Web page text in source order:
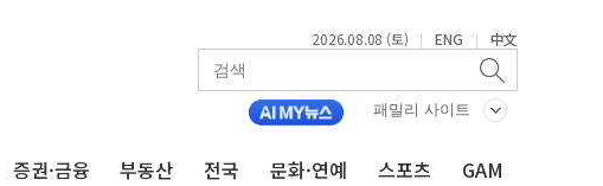
2026.08.08 (토) | ENG | 中文
패밀리 사이트
증권·금융 부동산 전국 문화·연예 스포츠 GAM
김민석에 '뻔뻔' 받아친 정청래…제주 연설서 신경전 고조